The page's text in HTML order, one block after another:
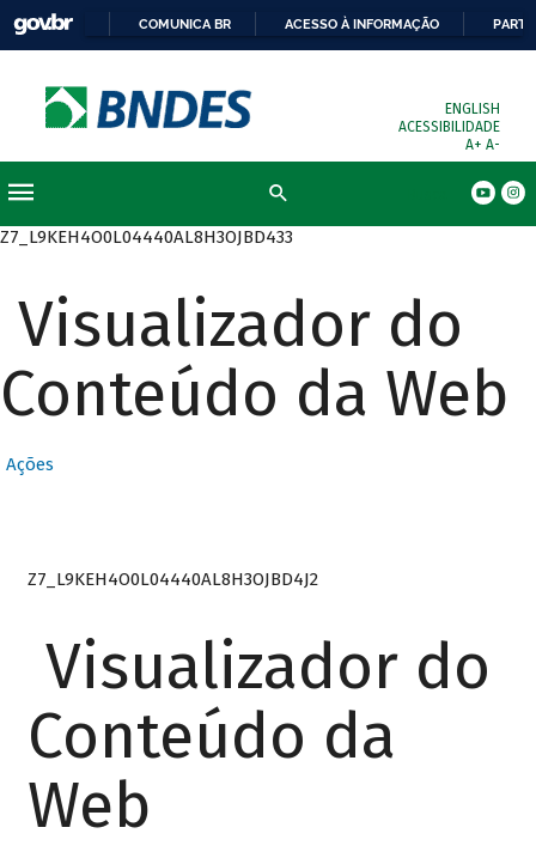
COMUNICA BR ACESSO À INFORMAÇÃO
ENGLISH
ACESSIBILIDADE
A+ A-
Z7_L9KEH4O0L04440AL8H3OJBD433
Visualizador do
Conteúdo da Web
Ações
Z7_L9KEH4O0L04440AL8H3OJBD4J2
Visualizador do
Conteúdo da
Web